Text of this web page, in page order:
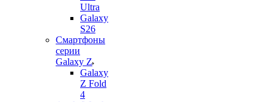
Ultra
Galaxy
S26
Смартфоны
серии
Galaxy Z
Galaxy
Z Fold
4